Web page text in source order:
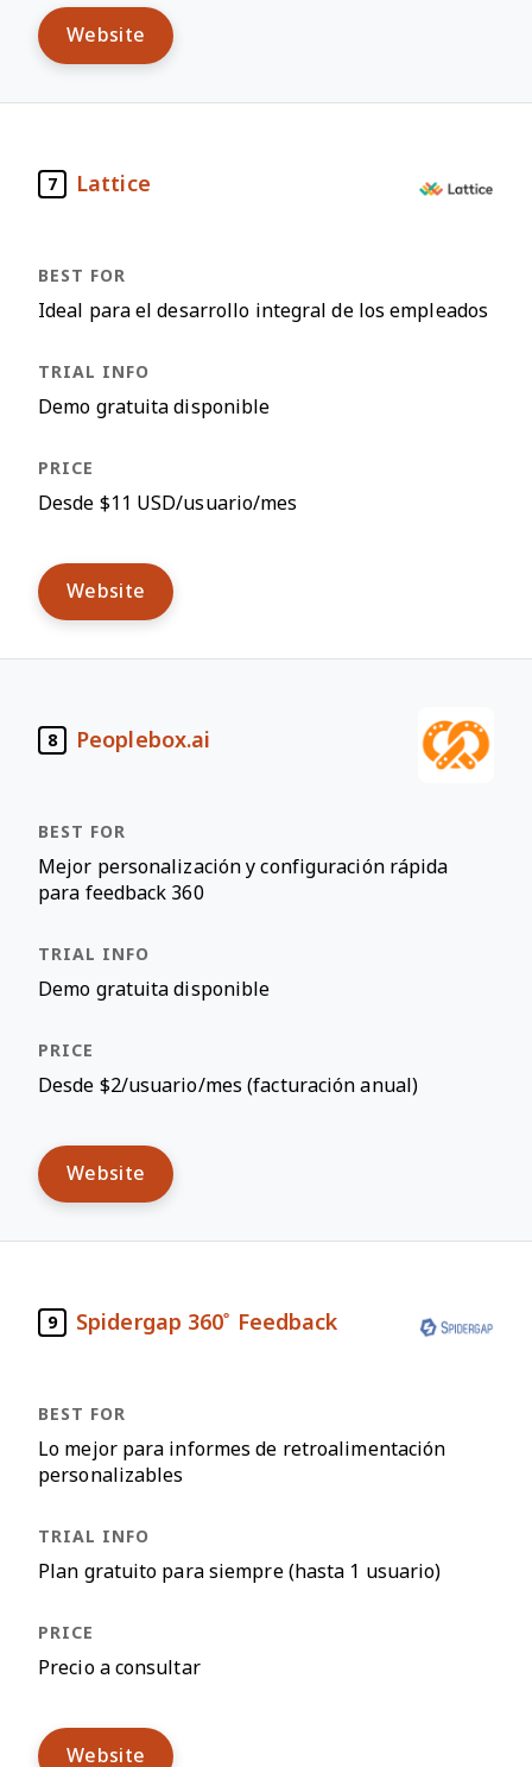
Website
7 Lattice
Ideal para el desarrollo integral de los empleados
Demo gratuita disponible
Desde $11 USD/usuario/mes
Website
8 Peoplebox.ai
Mejor personalización y configuración rápida
para feedback 360
Demo gratuita disponible
Desde $2/usuario/mes (facturación anual)
Website
9 Spidergap 360˚ Feedback
Lo mejor para informes de retroalimentación
personalizables
Plan gratuito para siempre (hasta 1 usuario)
Precio a consultar
Website